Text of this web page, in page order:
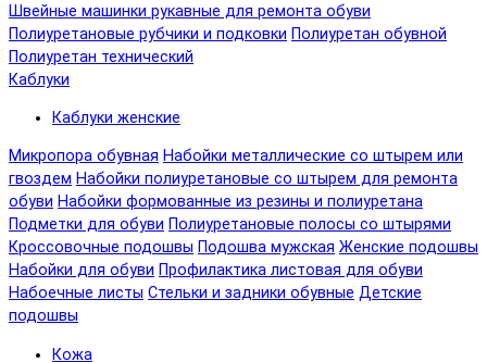
Швейные машинки рукавные для ремонта обуви
Полиуретановые рубчики и подковки Полиуретан обувной
Полиуретан технический
Каблуки
Каблуки женские
Микропора обувная Набойки металлические со штырем или
гвоздем Набойки полиуретановые со штырем для ремонта
обуви Набойки формованные из резины и полиуретана
Подметки для обуви Полиуретановые полосы со штырями
Кроссовочные подошвы Подошва мужская Женские подошвы
Набойки для обуви Профилактика листовая для обуви
Набоечные листы Стельки и задники обувные Детские
подошвы
Кожа